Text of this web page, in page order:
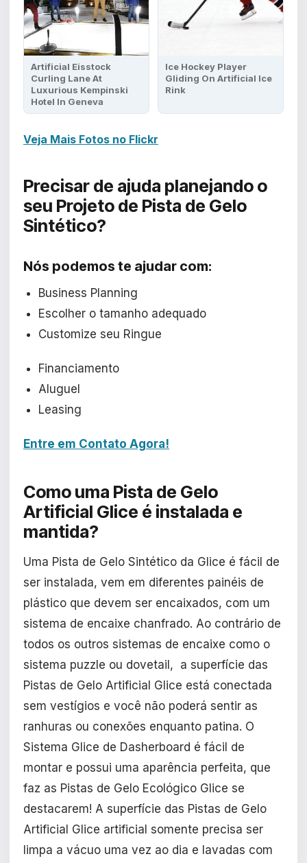
Artificial Eisstock
Curling Lane At
Luxurious Kempinski
Hotel In Geneva
Ice Hockey Player
Gliding On Artificial Ice
Rink
Veja Mais Fotos no Flickr
Precisar de ajuda planejando o
seu Projeto de Pista de Gelo
Sintético?
Nós podemos te ajudar com:
Business Planning
Escolher o tamanho adequado
Customize seu Ringue
Financiamento
Aluguel
Leasing
Entre em Contato Agora!
Como uma Pista de Gelo
Artificial Glice é instalada e
mantida?
Uma Pista de Gelo Sintético da Glice é fácil de
ser instalada, vem em diferentes painéis de
plástico que devem ser encaixados, com um
sistema de encaixe chanfrado. Ao contrário de
todos os outros sistemas de encaixe como o
sistema puzzle ou dovetail, a superfície das
Pistas de Gelo Artificial Glice está conectada
sem vestígios e você não poderá sentir as
ranhuras ou conexões enquanto patina. O
Sistema Glice de Dasherboard é fácil de
montar e possui uma aparência perfeita, que
faz as Pistas de Gelo Ecológico Glice se
destacarem! A superfície das Pistas de Gelo
Artificial Glice artificial somente precisa ser
limpa a vácuo uma vez ao dia e lavadas com